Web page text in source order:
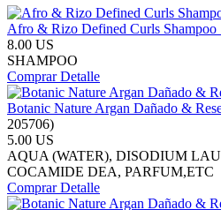
Afro & Rizo Defined Curls Shampoo
8.00 US
SHAMPOO
ComprarDetalle
Botanic Nature Argan Dañado &
205706)
5.00 US
AQUA (WATER), DISODIUM
COCAMIDE DEA, PARFUM,ETC
ComprarDetalle